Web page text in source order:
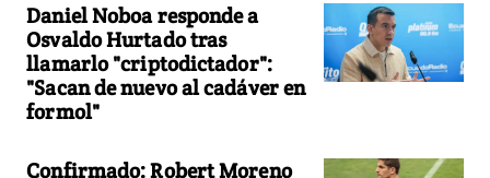
Daniel Noboa responde a
Osvaldo Hurtado tras
llamarlo "criptodictador":
"Sacan de nuevo al cadáver en
formol"
Confirmado: Robert Moreno